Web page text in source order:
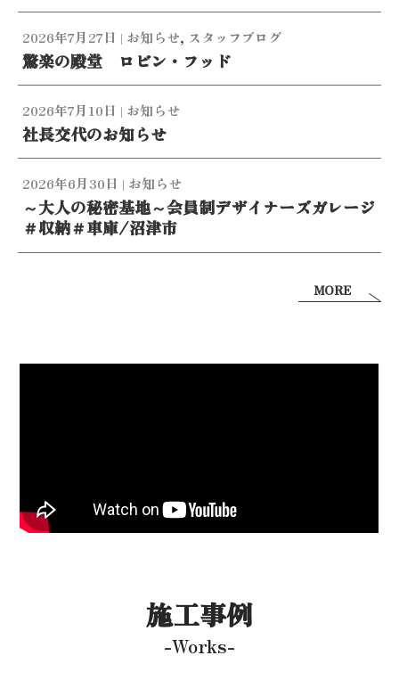
驚楽の殿堂 ロビン・フッド
2026年7月27日 | お知らせ, スタッフブログ
社長交代のお知らせ
2026年7月10日 | お知らせ
～大人の秘密基地～会員制デザイナーズガレージ
＃収納＃車庫/沼津市
2026年6月30日 | お知らせ
MORE
施工事例
-Works-